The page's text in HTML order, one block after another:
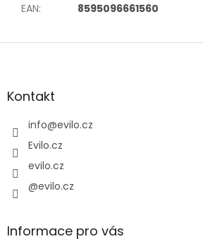
EAN: 8595096661560
Z
aKontakt
info@evilo.cz
Evilo.cz
evilo.cz
@evilo.cz
Informace pro vás